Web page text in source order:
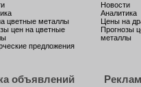
цветные металлы
цен на цветные
предложения
Новости
Аналитика
Цены на
Прогнозы
металлы
объявлений